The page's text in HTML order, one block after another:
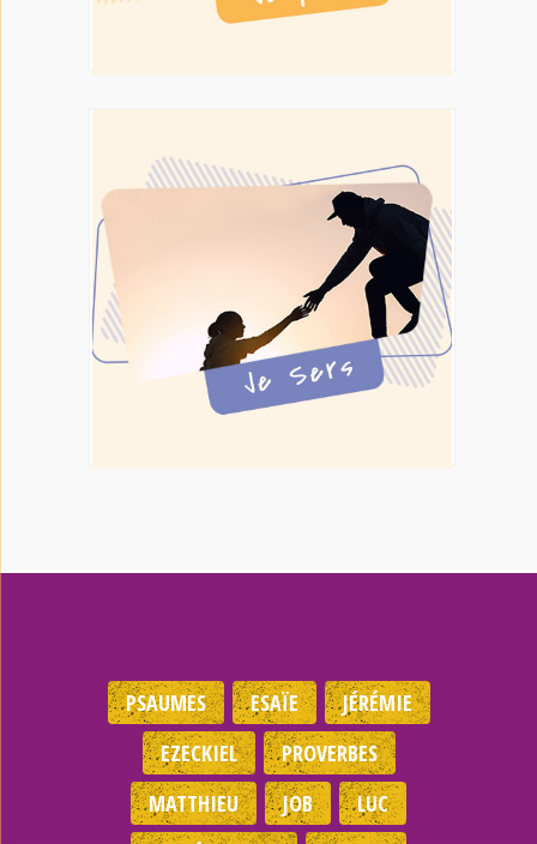
PSAUMES ESAÏE
JÉRÉMIE
EZECKIEL
PROVERBES
MATTHIEU
JOB
LUC